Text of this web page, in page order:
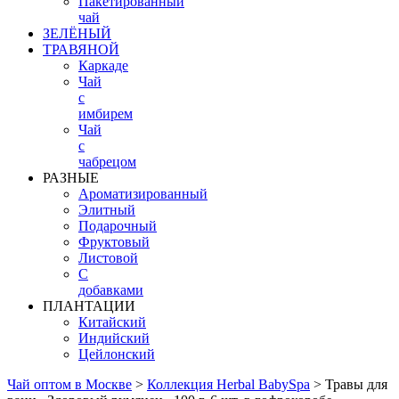
чай
ЗЕЛЁНЫЙ
ТРАВЯНОЙ
Каркаде
Чай
с
имбирем
Чай
с
чабрецом
РАЗНЫЕ
Ароматизированный
Элитный
Подарочный
Фруктовый
Листовой
С
добавками
ПЛАНТАЦИИ
Китайский
Индийский
Цейлонский
Чай оптом в Москве > Коллекция Herbal BabySpa > Травы для